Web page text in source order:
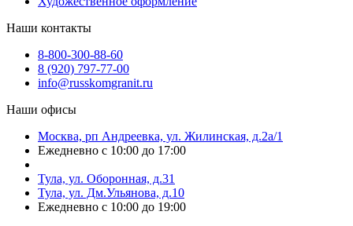
Наши контакты
8-800-300-88-60
8 (920) 797-77-00
info@russkomgranit.ru
Наши офисы
Москва, рп Андреевка, ул. Жилинская, д.2а/1
Ежедневно с 10:00 до 17:00
Тула, ул. Оборонная, д.31
Тула, ул. Дм.Ульянова, д.10
Ежедневно с 10:00 до 19:00